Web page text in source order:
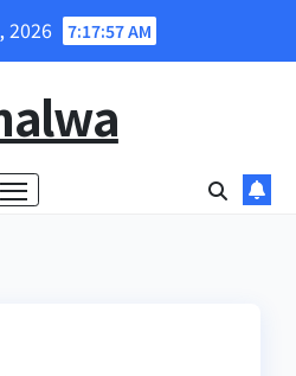
2026 7:17:58 AM